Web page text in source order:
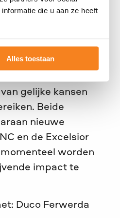
die u aan ze heeft
Alles toestaan
tak
zoals het
die dat goed
gelijke kansen
Beide
nieuwe
en de Excelsior
worden
impact te
Duco Ferwerda